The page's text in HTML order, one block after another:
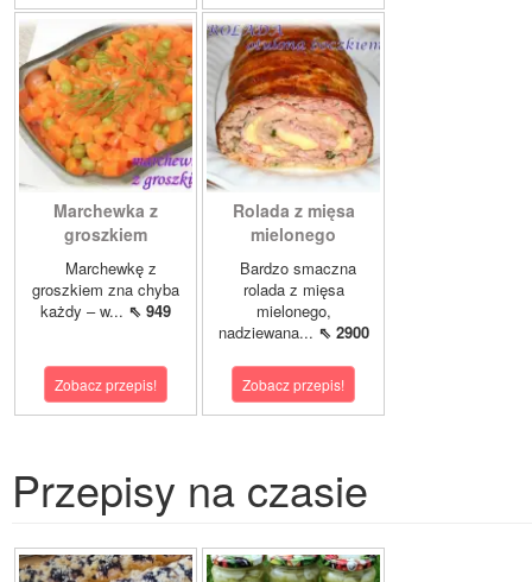
Marchewka z
groszkiem
Marchewkę z
groszkiem zna chyba
każdy – w... ⇖ 949
Zobacz przepis!
Rolada z mięsa
mielonego
Bardzo smaczna
rolada z mięsa
mielonego,
nadziewana... ⇖ 2900
Zobacz przepis!
Przepisy na czasie